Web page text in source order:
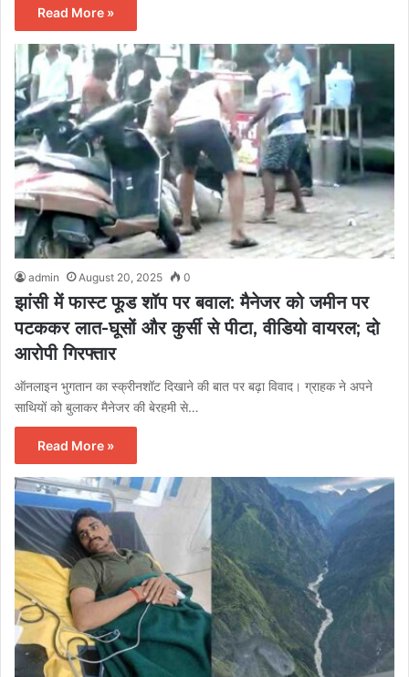
Read More »
admin August 20, 2025 0
झांसी में फास्ट फूड शॉप पर बवाल: मैनेजर को जमीन पर
पटककर लात-घूसों और कुर्सी से पीटा, वीडियो वायरल; दो
आरोपी गिरफ्तार
ऑनलाइन भुगतान का स्क्रीनशॉट दिखाने की बात पर बढ़ा विवाद। ग्राहक ने अपने
साथियों को बुलाकर मैनेजर की बेरहमी से…
Read More »